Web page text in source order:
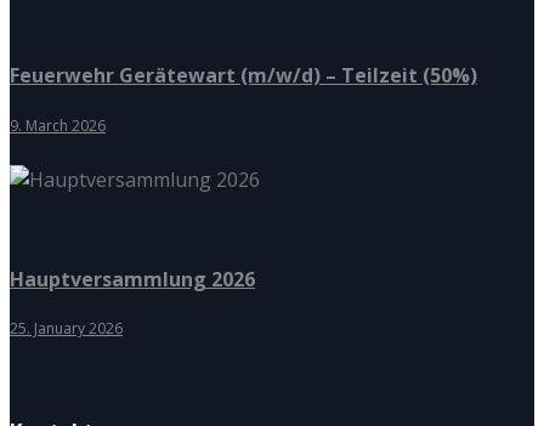
Feuerwehr Gerätewart (m/w/d) – Teilzeit (50%)
9. March 2026
Hauptversammlung 2026
25. January 2026